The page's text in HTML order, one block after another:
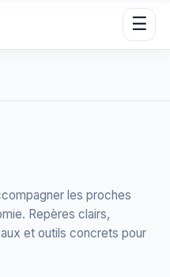
☰
les proches
Repères clairs,
et outils concrets pour